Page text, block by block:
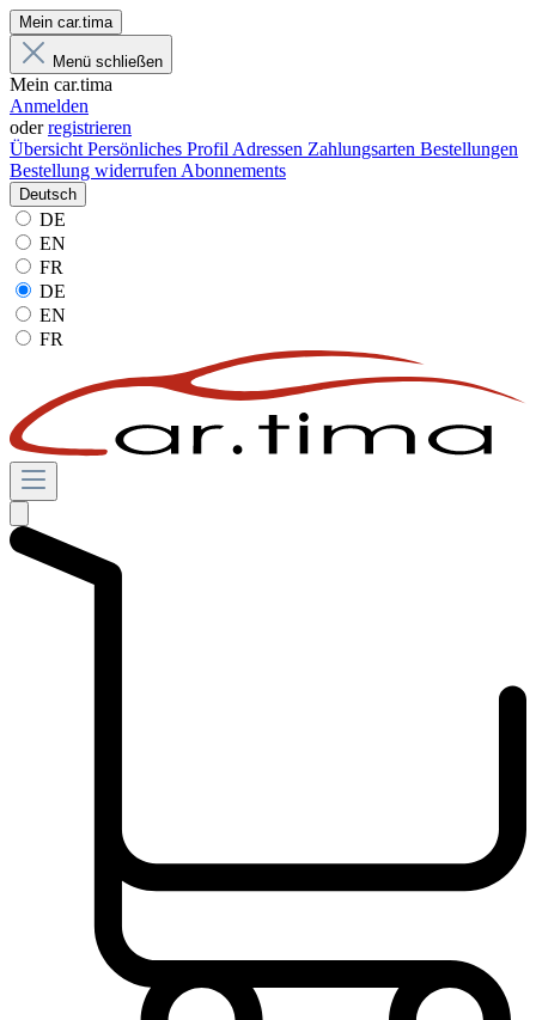
Mein car.tima
Menü schließen
Mein car.tima
Anmelden
oderregistrieren
Übersicht Persönliches Profil Adressen Zahlungsarten Bestellungen
Bestellung widerrufen Abonnements
Deutsch
DE
EN
FR
DE
EN
FR